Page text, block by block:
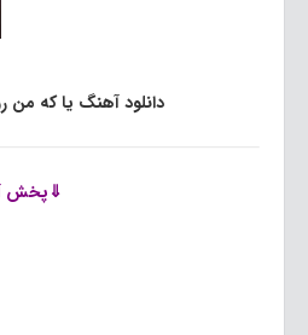
دانلود آهنگ یا که من
⇓پخش